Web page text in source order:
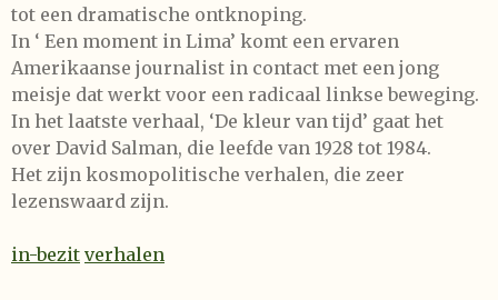
tot een dramatische ontknoping.
In ‘ Een moment in Lima’ komt een ervaren
Amerikaanse journalist in contact met een jong
meisje dat werkt voor een radicaal linkse beweging.
In het laatste verhaal, ‘De kleur van tijd’ gaat het
over David Salman, die leefde van 1928 tot 1984.
Het zijn kosmopolitische verhalen, die zeer
lezenswaard zijn.
in-bezit verhalen